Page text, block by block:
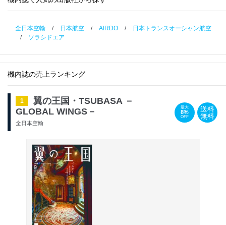
全日本空輸 / 日本航空 / AIRDO /
日本トランスオーシャン航空
/
ソラシドエア
機内誌の売上ランキング
1
翼の王国・TSUBASA －
GLOBAL WINGS－
全日本空輸
最大
8%
OFF
送料
無料